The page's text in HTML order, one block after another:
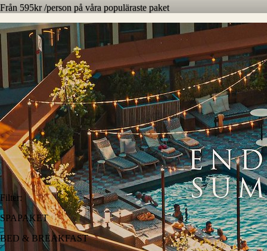
Från 595kr /person på våra populäraste paket
Filter:
SPAPAKET
BED & BREAKFAST